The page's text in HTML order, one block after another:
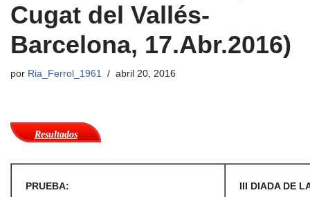
Cugat del Vallés-
Barcelona, 17.Abr.2016)
por Ria_Ferrol_1961 abril 20, 2016
Resultados
PRUEBA: III DIADA DE